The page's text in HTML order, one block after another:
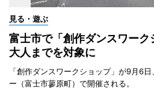
見る・遊ぶ
富士市で「創作ダンスワーク
大人までを対象に
「創作ダンスワークショップ」が9月6
ー（富士市蓼原町）で開催される。